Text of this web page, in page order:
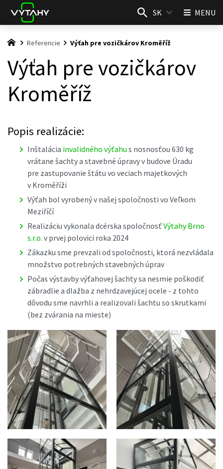
Referencie Výťah pre vozičkárov Kroměříž
Výťah pre vozičkárov
Kroměříž
Popis realizácie:
Inštalácia invalidného výťahu s nosnosťou 630 kg
vrátane šachty a stavebné úpravy v budove Úradu
pre zastupovanie štátu vo veciach majetkových
v Kroměříži
Výťah bol vyrobený v našej spoločnosti vo Veľkom
Meziříčí
Realizáciu vykonala dcérska spoločnosť Výtahy Brno
s.r.o. v prvej polovici roka 2024
Zákazku sme prevzali od spoločnosti, ktorá nezvládala
množstvo potrebných stavebných úprav
Počas výstavby výťahovej šachty sa nesmie poškodiť
zábradlie a dlažba z nehrdzavejúcej ocele - z tohto
dôvodu sme navrhli a realizovali šachtu so skrutkami
(bez zvárania na mieste)
MENU
SK